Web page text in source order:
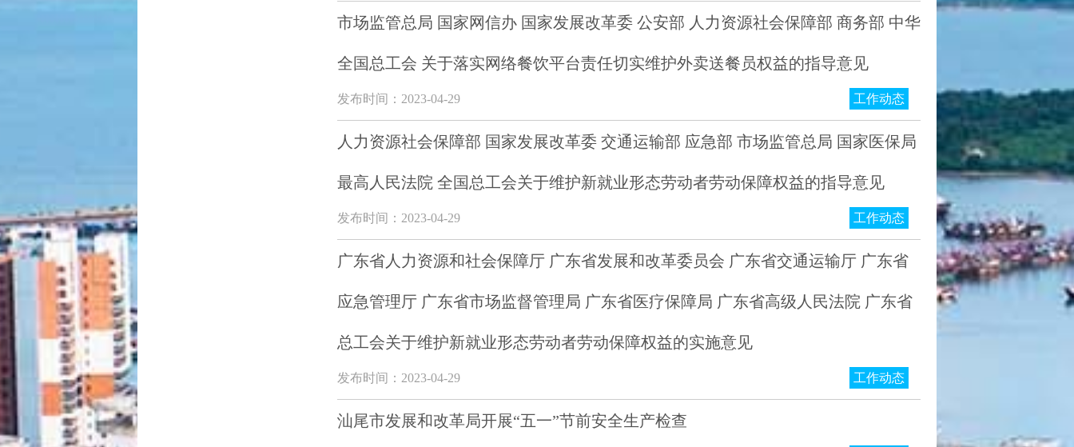
市场监管总局 国家网信办 国家发展改革委 公安部 人力资源社会保障部 商务部 中华
全国总工会 关于落实网络餐饮平台责任切实维护外卖送餐员权益的指导意见
发布时间：2023-04-29 工作动态
人力资源社会保障部 国家发展改革委 交通运输部 应急部 市场监管总局 国家医保局
最高人民法院 全国总工会关于维护新就业形态劳动者劳动保障权益的指导意见
发布时间：2023-04-29 工作动态
广东省人力资源和社会保障厅 广东省发展和改革委员会 广东省交通运输厅 广东省
应急管理厅 广东省市场监督管理局 广东省医疗保障局 广东省高级人民法院 广东省
总工会关于维护新就业形态劳动者劳动保障权益的实施意见
发布时间：2023-04-29 工作动态
汕尾市发展和改革局开展“五一”节前安全生产检查